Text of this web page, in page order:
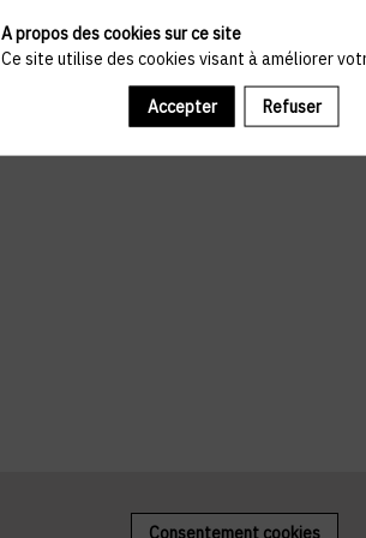
Consentement cookies
A propos des cookies sur ce site
Ce site utilise des cookies visant à améliorer
Accepter Refuser